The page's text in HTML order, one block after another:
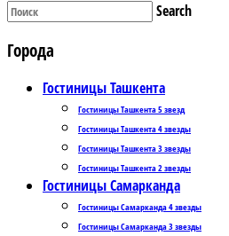
Search
Города
Гостиницы Ташкента
Гостиницы Ташкента 5 звезд
Гостиницы Ташкента 4 звезды
Гостиницы Ташкента 3 звезды
Гостиницы Ташкента 2 звезды
Гостиницы Самарканда
Гостиницы Самарканда 4 звезды
Гостиницы Самарканда 3 звезды